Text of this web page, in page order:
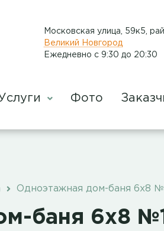
Московская улица, 59к5,
Великий Новгород
Ежедневно с 9:30 до 20:30
Фото
Одноэтажная дом-баня 6х8
баня 6х8